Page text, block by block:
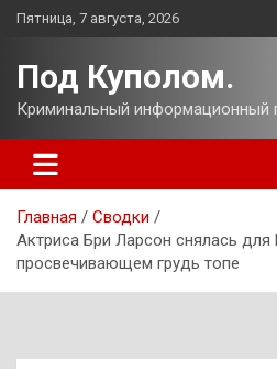
Перейти
Пятница, 7 августа, 2026
Под Куполом.
Криминальный информационный
Главная
Сводки
Актриса Бри Ларсон снялась для
просвечивающем грудь топе